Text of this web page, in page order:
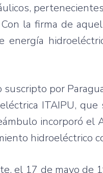
la firma de
energía
por
ITAIPU,
incorporó el
hidroeléctrico
el 17 de mayo de